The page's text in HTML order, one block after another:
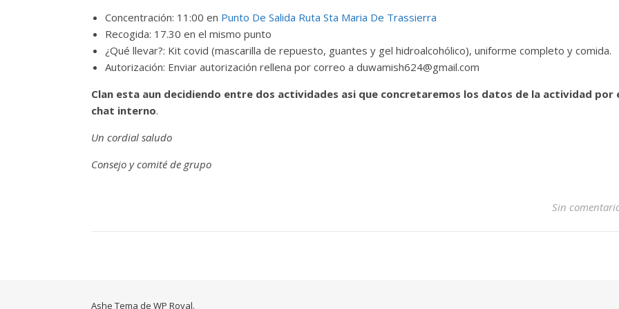
Concentración: 11:00 en Punto De Salida Ruta Sta Maria De Trassierra
Recogida: 17.30 en el mismo punto
¿Qué llevar?: Kit covid (mascarilla de repuesto, guantes y gel hidroalcohólico), uniforme completo y comida.
Autorización: Enviar autorización rellena por correo a duwamish624@gmail.com
Clan esta aun decidiendo entre dos actividades asi que concretaremos los datos de la actividad por
chat interno.
Un cordial saludo
Consejo y comité de grupo
Sin
Ashe Tema de WP Royal.